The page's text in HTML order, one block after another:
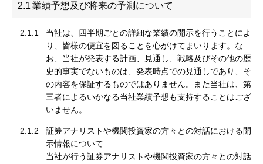
2.1 業績予想及び将来の予測について
2.1.1
当社は、四半期ごとの詳細な業績の開示を行うことによ
り、皆様の便宜を図ることを心がけてまいります。な
お、当社が発表する計画、見通し、戦略及びその他の歴
史的事実でないものは、発表時点での見通しであり、そ
の内容を保証するものではありません。また当社は、第
三者によるいかなる当社業績予想も支持することはござ
いません。
2.1.2
証券アナリストや機関投資家の方々との対話における開
示情報について
当社が行う証券アナリストや機関投資家の方々との対話